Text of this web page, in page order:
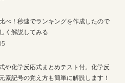
べ！秒速でランキングを作成したので
く解説してみる
や化学反応式まとめテスト付。化学反
素記号の覚え方も簡単に解説します！